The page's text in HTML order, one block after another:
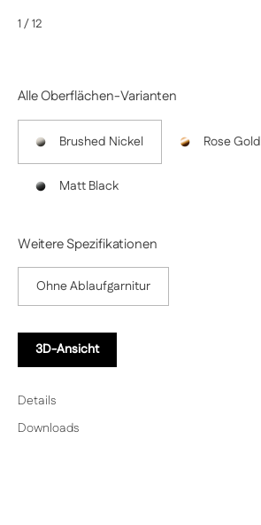
Alle Oberflächen-Varianten
Brushed Nickel Rose Gold
Matt Black
Weitere Spezifikationen
Ohne Ablaufgarnitur
3D-Ansicht
Details
Downloads
1/ 12